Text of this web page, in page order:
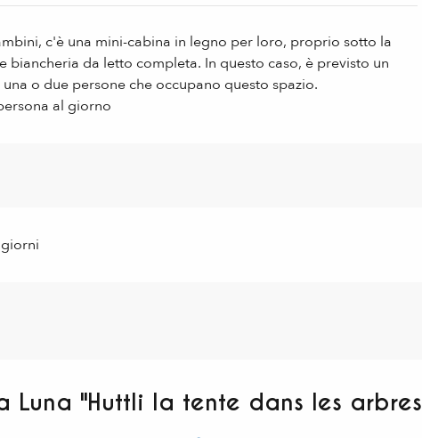
c'è una mini-cabina in legno per loro, proprio sotto la
biancheria da letto completa. In questo caso, è previsto un
o due persone che occupano questo spazio.
al giorno
Luna "Huttli la tente dans les arbres